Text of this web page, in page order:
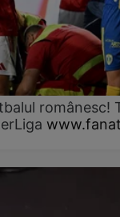
românesc!